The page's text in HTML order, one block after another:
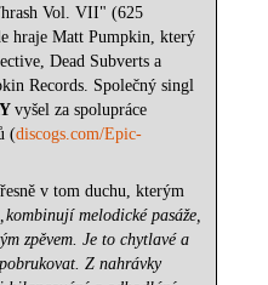
Vol. VII" (625
hraje Matt Pumpkin, který
Dead Subverts a
Records. Společný singl
vyšel za spolupráce
(discogs.com/Epic-
v tom duchu, kterým
melodické pasáže,
zpěvem. Je to chytlavé a
Z nahrávky